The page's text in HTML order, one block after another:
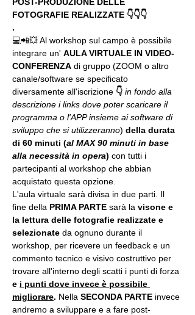
FOTOGRAFIE REALIZZATE 👇👇👇
.
💻📲💥 Al workshop sul campo è possibile
integrare un' AULA VIRTUALE IN VIDEO-
CONFERENZA di gruppo (ZOOM o altro
canale/software se specificato
diversamente all'iscrizione 👇 in fondo alla
descrizione i links dove poter scaricare il
programma o l'APP insieme ai software di
sviluppo che si utilizzeranno) della durata
di 60 minuti (al MAX 90 minuti in base
alla necessità in opera) con tutti i
partecipanti al workshop che abbian
acquistato questa opzione.
L'aula virtuale sarà divisa in due parti. Il
fine della PRIMA PARTE sarà la visone e
la lettura delle fotografie realizzate e
selezionate da ognuno durante il
workshop, per ricevere un feedback e un
commento tecnico e visivo costruttivo per
trovare all'interno degli scatti i punti di forza
e i punti dove invece è possibile
migliorare. Nella SECONDA PARTE invece
andremo a sviluppare e a fare post-